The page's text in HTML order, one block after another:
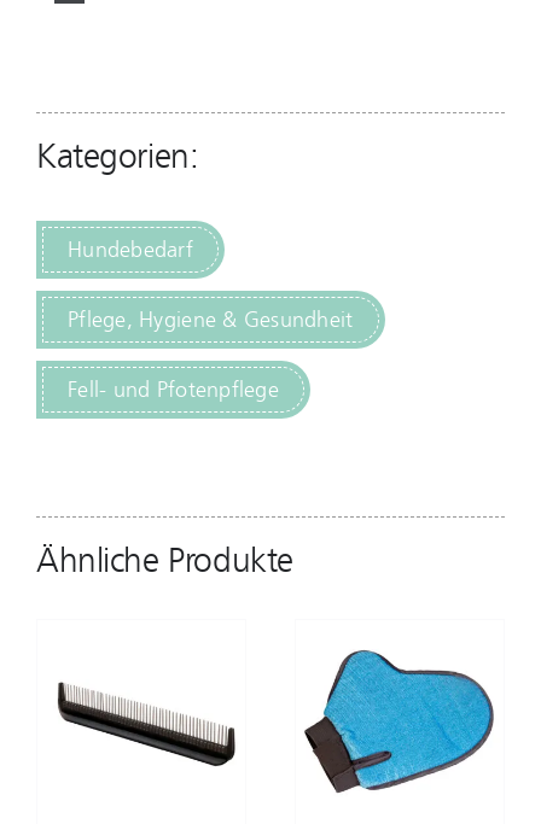
Kategorien:
Hundebedarf
Pflege, Hygiene & Gesundheit
Fell- und Pfotenpflege
Ähnliche Produkte